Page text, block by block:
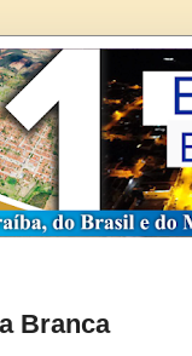
Branca